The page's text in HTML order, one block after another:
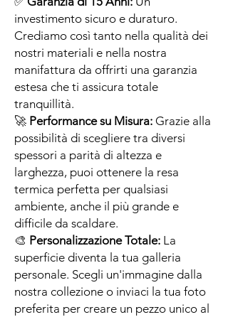
investimento sicuro e duraturo.
Crediamo così tanto nella qualità dei
nostri materiali e nella nostra
manifattura da offrirti una garanzia
estesa che ti assicura totale
tranquillità.
🚀 Performance su Misura: Grazie alla
possibilità di scegliere tra diversi
spessori a parità di altezza e
larghezza, puoi ottenere la resa
termica perfetta per qualsiasi
ambiente, anche il più grande e
difficile da scaldare.
🎨 Personalizzazione Totale: La
superficie diventa la tua galleria
personale. Scegli un'immagine dalla
nostra collezione o inviaci la tua foto
preferita per creare un pezzo unico al